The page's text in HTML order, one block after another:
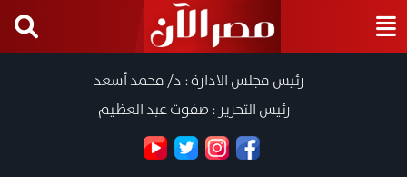
رئيس مجلس الادارة : د/ محمد أسعد
رئيس التحرير : صفوت عبد العظيم